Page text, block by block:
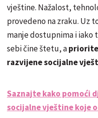
vještine. Nažalost,
provedeno na zraku. Uz
manje dostupnima i iako
sebi čine štetu, a
razvijene socijalne
Saznajte kako pomoći
socijalne vještine koje